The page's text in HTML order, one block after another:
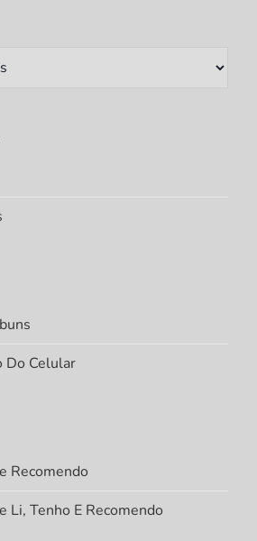
Do Celular
Recomendo
Li, Tenho E Recomendo